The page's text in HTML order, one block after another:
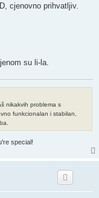
cjenovno prihvatljiv.
su li-la.
nikakvih problema s
funkcionalan i stabilan,
special!